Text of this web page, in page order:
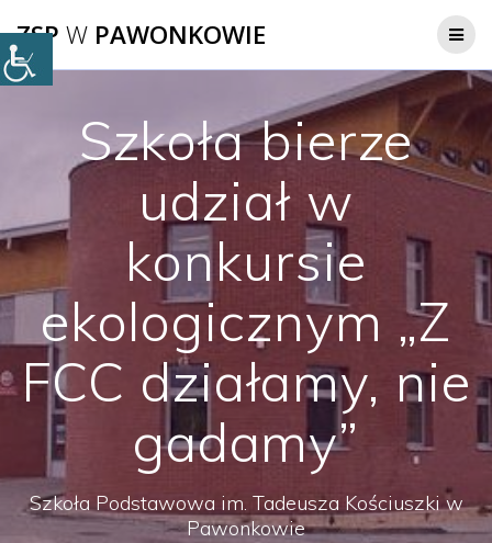
do
ZSP W PAWONKOWIE
Szkoła bierze
udział w
konkursie
ekologicznym „Z
FCC działamy, nie
gadamy”
Szkoła Podstawowa im. Tadeusza Kościuszki w
Pawonkowie